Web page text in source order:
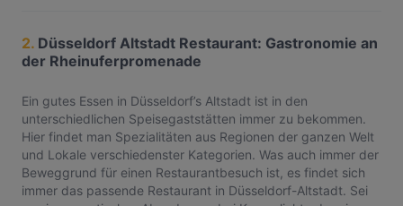
2. Düsseldorf Altstadt Restaurant: Gastronomie an
der Rheinuferpromenade
Ein gutes Essen in Düsseldorf’s Altstadt ist in den
unterschiedlichen Speisegaststätten immer zu bekommen.
Hier findet man Spezialitäten aus Regionen der ganzen Welt
und Lokale verschiedenster Kategorien. Was auch immer der
Beweggrund für einen Restaurantbesuch ist, es findet sich
immer das passende Restaurant in Düsseldorf-Altstadt. Sei